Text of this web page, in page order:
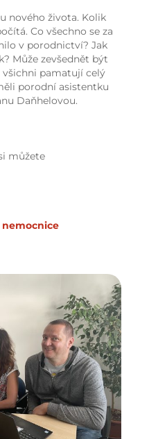
nového života. Kolik
Co všechno se za
v porodnictví? Jak
Může zevšednět být
všichni pamatují celý
porodní asistentku
Daňhelovou.
můžete
nemocnice